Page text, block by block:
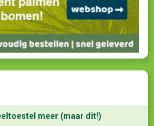
meer (maar dit!)